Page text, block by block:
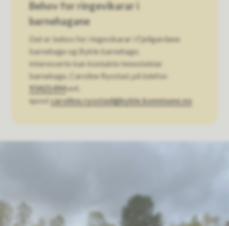
Behov for ringevikarar i
barnehagane
Det er behov for ringevikarar i Fjellgardane
barnehage og Bykle barnehage.
Interesserte kan kontakte tenesteleiar
barnehage, Caroline Rysstad, på telefon
93421494evt.
epost caroline.rysstad@bykle.kommune.no